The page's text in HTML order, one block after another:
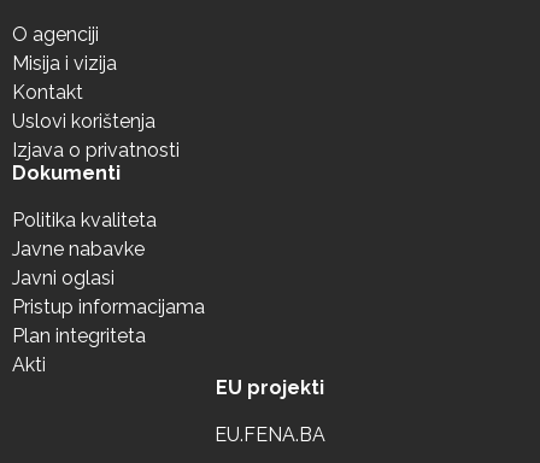
O agenciji
Misija i vizija
Kontakt
Uslovi korištenja
Izjava o privatnosti
Dokumenti
Politika kvaliteta
Javne nabavke
Javni oglasi
Pristup informacijama
Plan integriteta
Akti
EU projekti
EU.FENA.BA